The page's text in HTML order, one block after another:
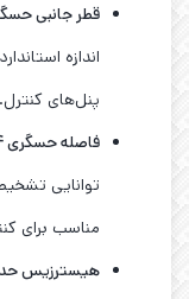
قطر جانبی
اندازه
پنل‌های کنترل.
فاصله حسگری ۴ میلی‌متر
مناسب برای
هیسترزیس